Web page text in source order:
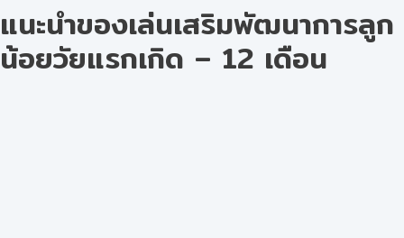
แนะนำของเล่นเสริมพัฒนาการลูก
น้อยวัยแรกเกิด – 12 เดือน